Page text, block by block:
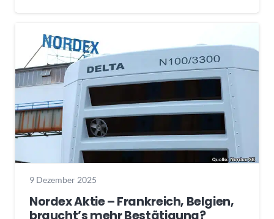
9 Dezember 2025
Nordex Aktie – Frankreich, Belgien,
braucht’s mehr Bestätigung?